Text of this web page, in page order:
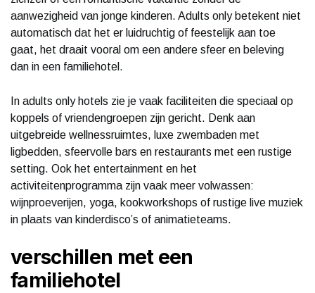
aanwezigheid van jonge kinderen. Adults only betekent niet
automatisch dat het er luidruchtig of feestelijk aan toe
gaat, het draait vooral om een andere sfeer en beleving
dan in een familiehotel.
In adults only hotels zie je vaak faciliteiten die speciaal op
koppels of vriendengroepen zijn gericht. Denk aan
uitgebreide wellnessruimtes, luxe zwembaden met
ligbedden, sfeervolle bars en restaurants met een rustige
setting. Ook het entertainment en het
activiteitenprogramma zijn vaak meer volwassen:
wijnproeverijen, yoga, kookworkshops of rustige live muziek
in plaats van kinderdisco’s of animatieteams.
verschillen met een
familiehotel